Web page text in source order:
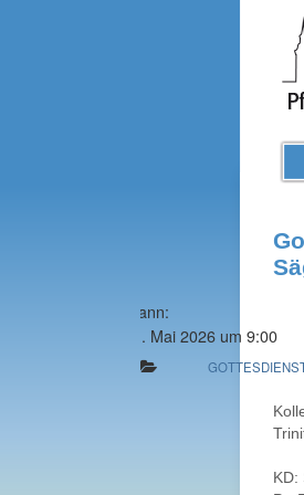
Wann:
31. Mai 2026 um 9:00
KD: